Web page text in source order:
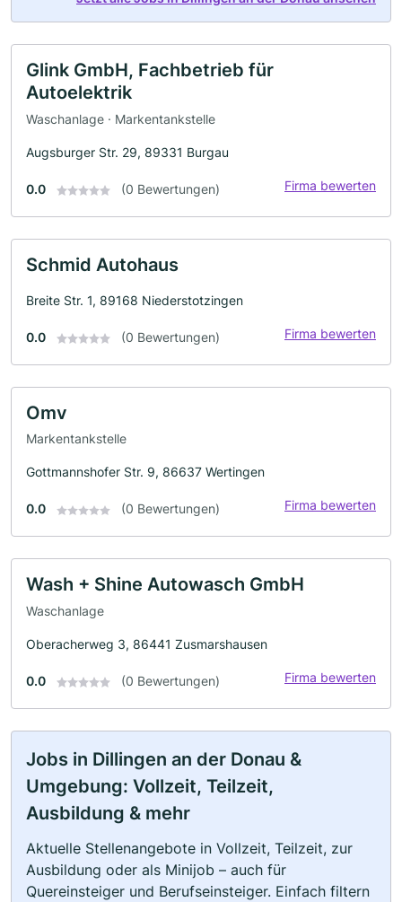
Glink GmbH, Fachbetrieb für
Autoelektrik
Waschanlage · Markentankstelle
Augsburger Str. 29, 89331 Burgau
0.0 (0 Bewertungen) Firma bewerten
Schmid Autohaus
Breite Str. 1, 89168 Niederstotzingen
0.0 (0 Bewertungen) Firma bewerten
Omv
Markentankstelle
Gottmannshofer Str. 9, 86637 Wertingen
0.0 (0 Bewertungen) Firma bewerten
Wash + Shine Autowasch GmbH
Waschanlage
Oberacherweg 3, 86441 Zusmarshausen
0.0 (0 Bewertungen) Firma bewerten
Jobs in Dillingen an der Donau &
Umgebung: Vollzeit, Teilzeit,
Ausbildung & mehr
Aktuelle Stellenangebote in Vollzeit, Teilzeit, zur
Ausbildung oder als Minijob – auch für
Quereinsteiger und Berufseinsteiger. Einfach filtern